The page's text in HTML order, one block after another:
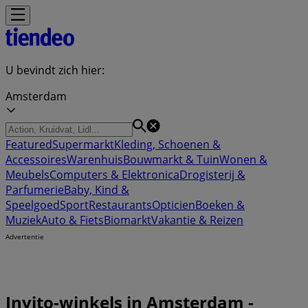
U bevindt zich hier:
Amsterdam
FeaturedSupermarktKleding, Schoenen &
AccessoiresWarenhuisBouwmarkt & TuinWonen &
MeubelsComputers & ElektronicaDrogisterij &
ParfumerieBaby, Kind &
SpeelgoedSportRestaurantsOpticienBoeken &
MuziekAuto & FietsBiomarktVakantie & Reizen
Advertentie
Invito-winkels in Amsterdam -